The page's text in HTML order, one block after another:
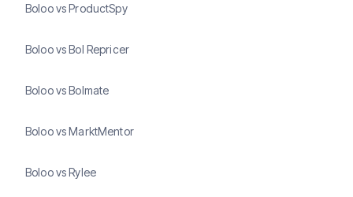
Boloo vs ProductSpy
Boloo vs Bol Repricer
Boloo vs Bolmate
Boloo vs MarktMentor
Boloo vs Rylee